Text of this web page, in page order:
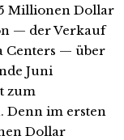
Millionen Dollar
— der Verkauf
Centers — über
Juni
zum
Denn im ersten
Dollar